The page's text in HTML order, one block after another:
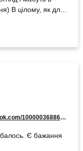
В цілому, як для
https://www.facebook.com/100000368866242
Є бажання